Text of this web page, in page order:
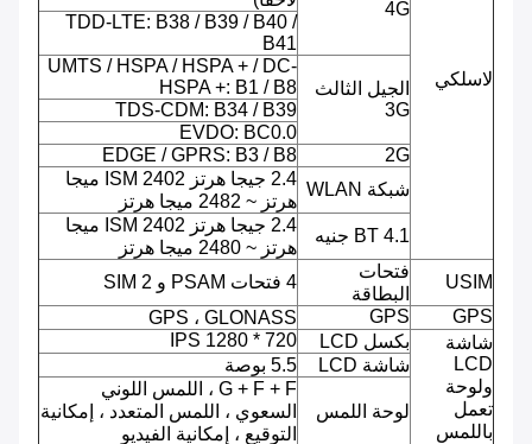
لاسلكي
4G
TDD-LTE: B38 / B39 / B40 /
B41
الجيل الثالث
3G
UMTS / HSPA / HSPA + / DC-
HSPA +: B1 / B8
TDS-CDM: B34 / B39
EVDO: BC0.0
2G
EDGE / GPRS: B3 / B8
شبكة WLAN
2.4 جيجا هرتز ISM 2402 ميجا
هرتز ~ 2482 ميجا هرتز
BT 4.1 جنيه
2.4 جيجا هرتز ISM 2402 ميجا
هرتز ~ 2480 ميجا هرتز
USIM
فتحات
البطاقة
4 فتحات PSAM و 2 SIM
GPS
GPS
GPS ، GLONASS
شاشة
LCD
ولوحة
تعمل
باللمس
بكسل LCD
720 * 1280 IPS
شاشة LCD
5.5 بوصة
لوحة اللمس
G + F + F ، اللمس اللوني
السعوي ، اللمس المتعدد ، إمكانية
التوقيع ، إمكانية الفيديو